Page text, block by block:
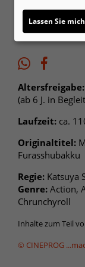
Altersfreigabe:
(ab 6 J. in
Laufzeit: ca.
Originaltitel:
Furasshubakku
Regie: Katsuya
Genre: Action,
Chrunchyroll
Inhalte zum Teil
© CINEPROG
Lassen Sie